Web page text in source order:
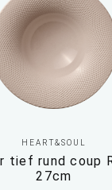
HEART&SOUL
tief rund coup
27cm